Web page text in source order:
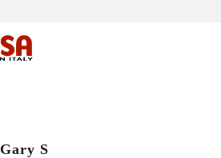
Gary S